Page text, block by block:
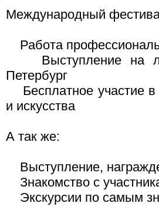
Международный
Работа
Выступление на
Петербург
Бесплатное участие в
и искусства
А так же:
Выступление,
Знакомство с
Экскурсии по самым